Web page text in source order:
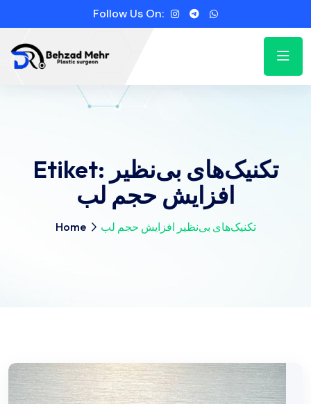
Follow Us On:
Etiket: تکنیک‌های بی‌نظیر
افزایش حجم لب
Home تکنیک‌های بی‌نظیر افزایش حجم لب